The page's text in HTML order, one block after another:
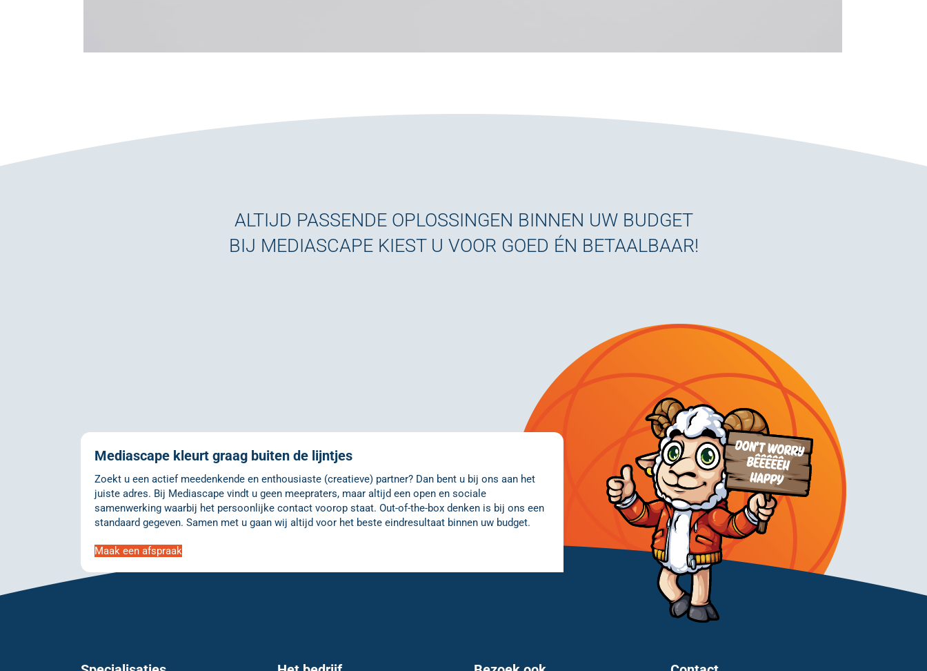
ALTIJD PASSENDE OPLOSSINGEN BINNEN UW BUDGET
BIJ MEDIASCAPE KIEST U VOOR GOED ÉN BETAALBAAR!
Mediascape kleurt graag buiten de lijntjes
Zoekt u een actief meedenkende en enthousiaste (creatieve) partner? Dan bent u bij ons aan het
juiste adres. Bij Mediascape vindt u geen meepraters, maar altijd een open en sociale
samenwerking waarbij het persoonlijke contact voorop staat. Out-of-the-box denken is bij ons een
standaard gegeven. Samen met u gaan wij altijd voor het beste eindresultaat binnen uw budget.
Maak een afspraak